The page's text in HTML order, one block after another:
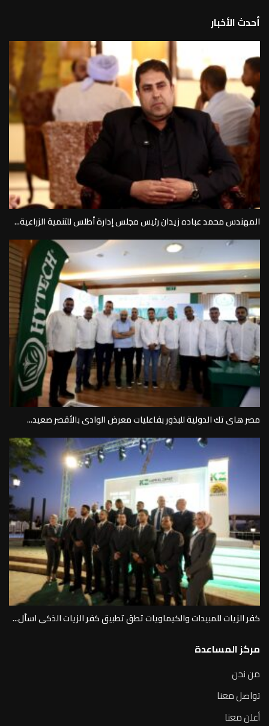
أحدث الأخبار
المهندس محمد عباده زيدان رئيس مجلس إدارة أطلس للتنمية الزراعية...
مصر هاى تك الدولية للبذور بفاعليات معرض الوادى بالأقصر صعيد...
كفر الزيات للمبيدات والكيماويات تطق تطبيق كفر الزيات الذكى اسأل...
مركز المساعدة
من نحن
تواصل معنا
أعلن معنا